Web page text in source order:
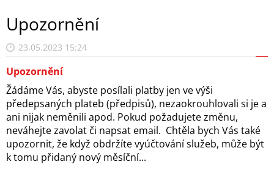
Upozornění
23.05.2023 15:24
Upozornění
Žádáme Vás, abyste posílali platby jen ve výši
předepsaných plateb (předpisů), nezaokrouhlovali si je a
ani nijak neměnili apod. Pokud požadujete změnu,
neváhejte zavolat či napsat email. Chtěla bych Vás také
upozornit, že když obdržíte vyúčtování služeb, může být
k tomu přidaný nový měsíční...